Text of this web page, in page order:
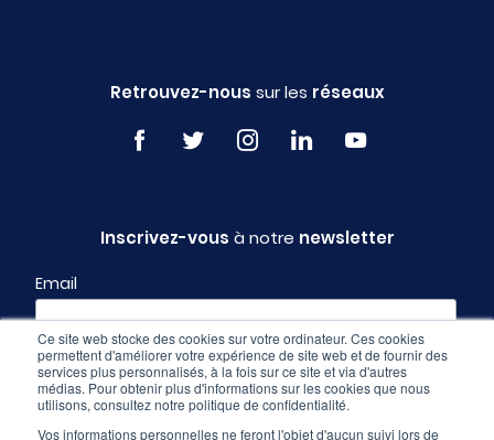
Ce site web stocke des cookies sur votre ordinateur. Ces cookies
permettent d'améliorer votre expérience de site web et de fournir des
services plus personnalisés, à la fois sur ce site et via d'autres
médias. Pour obtenir plus d'informations sur les cookies que nous
utilisons, consultez notre politique de confidentialité.
Vos informations personnelles ne feront l'objet d'aucun suivi lors de
Retrouvez-nous sur les réseaux
Inscrivez-vous à notre newsletter
Email
Profil